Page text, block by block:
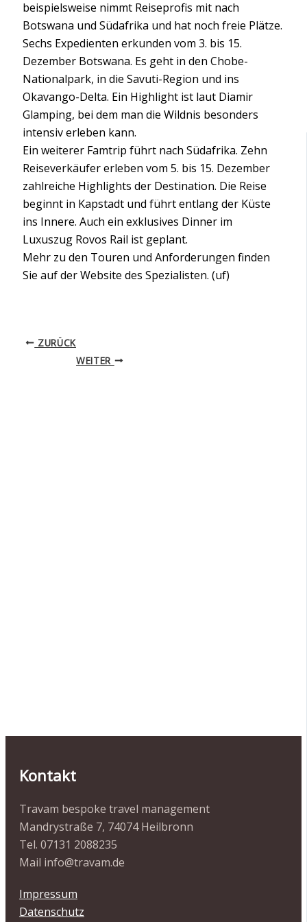
beispielsweise nimmt Reiseprofis mit nach
Botswana und Südafrika und hat noch freie Plätze.
Sechs Expedienten erkunden vom 3. bis 15.
Dezember Botswana. Es geht in den Chobe-
Nationalpark, in die Savuti-Region und ins
Okavango-Delta. Ein Highlight ist laut Diamir
Glamping, bei dem man die Wildnis besonders
intensiv erleben kann.
Ein weiterer Famtrip führt nach Südafrika. Zehn
Reiseverkäufer erleben vom 5. bis 15. Dezember
zahlreiche Highlights der Destination. Die Reise
beginnt in Kapstadt und führt entlang der Küste
ins Innere. Auch ein exklusives Dinner im
Luxuszug Rovos Rail ist geplant.
Mehr zu den Touren und Anforderungen finden
Sie auf der Website des Spezialisten. (uf)
ZURÜCK
WEITER
Kontakt
Travam bespoke travel management
Mandrystraße 7, 74074 Heilbronn
Tel. 07131 2088235
Mail info@travam.de
Impressum
Datenschutz